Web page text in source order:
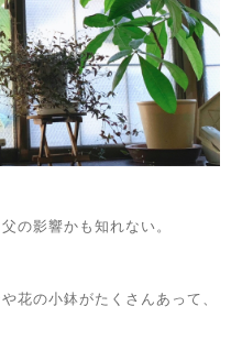
の影響かも知れない。
花の小鉢がたくさんあって、